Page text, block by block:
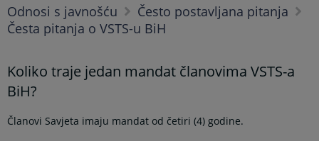
Odnosi s javnošću
Često postavljana pitanja
Česta pitanja o VSTS-u BiH
Koliko traje jedan mandat članovima VSTS-a
BiH?
Članovi Savjeta imaju mandat od četiri (4) godine.